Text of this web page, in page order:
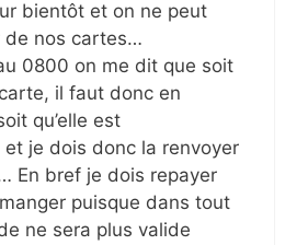
bientôt et on ne peut
de nos cartes…
0800 on me dit que soit
il faut donc en
qu’elle est
je dois donc la renvoyer
En bref je dois repayer
puisque dans tout
ne sera plus valide